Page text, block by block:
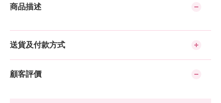
商品描述
送貨及付款方式
顧客評價